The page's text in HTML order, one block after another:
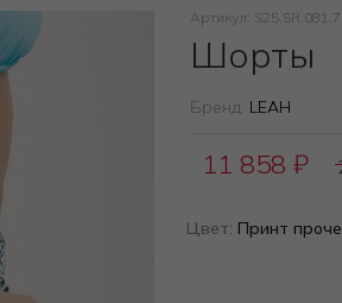
Артикул:
Шорты
Бренд: LEAH
11 858 ₽
Цвет: Принт